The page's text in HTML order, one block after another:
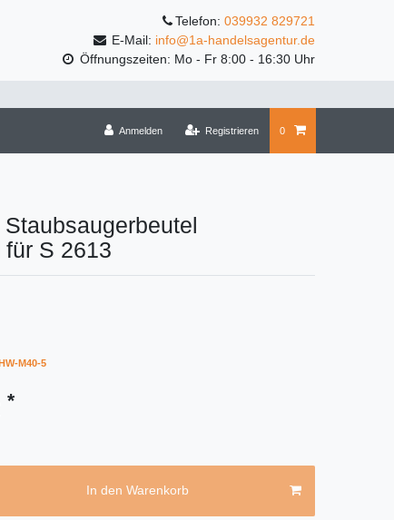
Telefon: 039932 829721
E-Mail: info@1a-handelsagentur.de
Öffnungszeiten: Mo - Fr 8:00 - 16:30 Uhr
Anmelden Registrieren 0
S 2613
M40-5
*
In den Warenkorb